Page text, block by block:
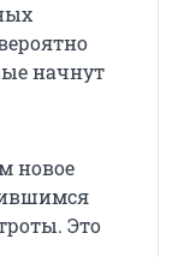
начнут
новое
Это